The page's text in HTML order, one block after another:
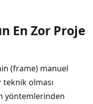
En Zor Proje
(frame) manuel
olması
yöntemlerinden